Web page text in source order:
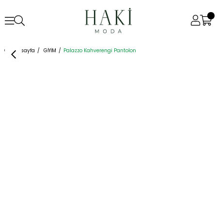
Anasayfa GİYİM Palazzo Kahverengi Pantolon